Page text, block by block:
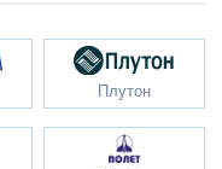
Плутон